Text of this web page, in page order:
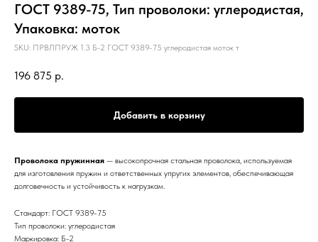
ГОСТ 9389-75, Тип проволоки: углеродистая,
Упаковка: моток
SKU: ПРВЛПРУЖ 1.3 Б-2 ГОСТ 9389-75 углеродистая моток т
196 875 р.
Добавить в корзину
Проволока пружинная — высокопрочная стальная проволока, используемая
для изготовления пружин и ответственных упругих элементов, обеспечивающая
долговечность и устойчивость к нагрузкам.
Стандарт: ГОСТ 9389-75
Тип проволоки: углеродистая
Маркировка: Б-2